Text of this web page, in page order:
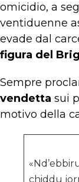
omicidio, a
ventiduenne
evade dal
figura del
Sempre
vendetta sui
motivo della
chiddu